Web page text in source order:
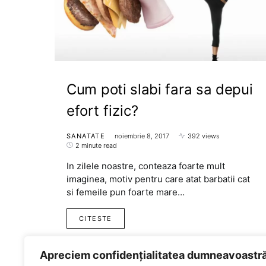
Apreciem confidențialitatea
Cum poti slabi fara sa depui
efort fizic?
SANATATE noiembrie 8, 2017
392 views
2 minute read
In zilele noastre, conteaza foarte mult
imaginea, motiv pentru care atat barbatii cat
si femeile pun foarte mare…
CITESTE